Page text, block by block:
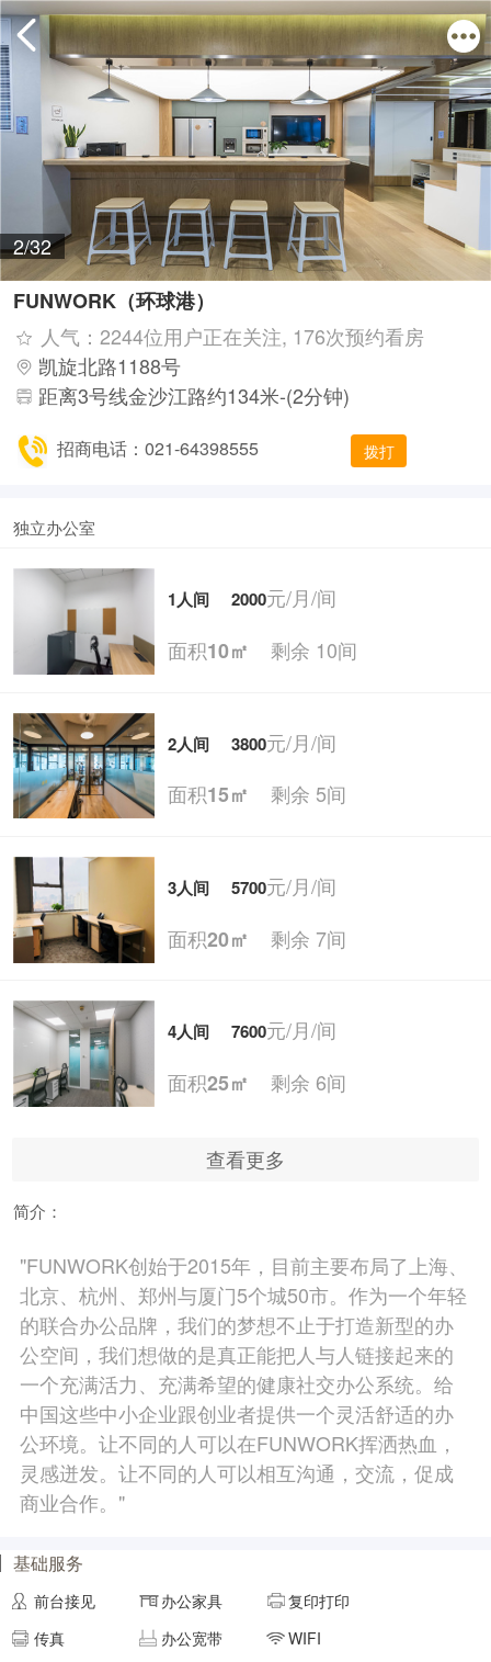
2/32
FUNWORK（环球港）
人气：2244位用户正在关注, 176次预约看房
凯旋北路1188号
距离3号线金沙江路约134米-(2分钟)
招商电话：021-64398555 拨打
独立办公室
1人间 2000元/月/间
面积10㎡ 剩余 10间
2人间 3800元/月/间
面积15㎡ 剩余 5间
3人间 5700元/月/间
面积20㎡ 剩余 7间
4人间 7600元/月/间
面积25㎡ 剩余 6间
5人间 9500元/月/间
6人间 11400元/月/间
面积35㎡剩余 4间
7人间 13330元/月/间
8人间 15200元/月/间
查看更多
简介：
"FUNWORK创始于2015年，目前主要布局了上海、
北京、杭州、郑州与厦门5个城50市。作为一个年轻
的联合办公品牌，我们的梦想不止于打造新型的办
公空间，我们想做的是真正能把人与人链接起来的
一个充满活力、充满希望的健康社交办公系统。给
中国这些中小企业跟创业者提供一个灵活舒适的办
公环境。让不同的人可以在FUNWORK挥洒热血，
灵感迸发。让不同的人可以相互沟通，交流，促成
商业合作。"
基础服务
前台接见 办公家具
复印打印
传真
办公宽带
WIFI